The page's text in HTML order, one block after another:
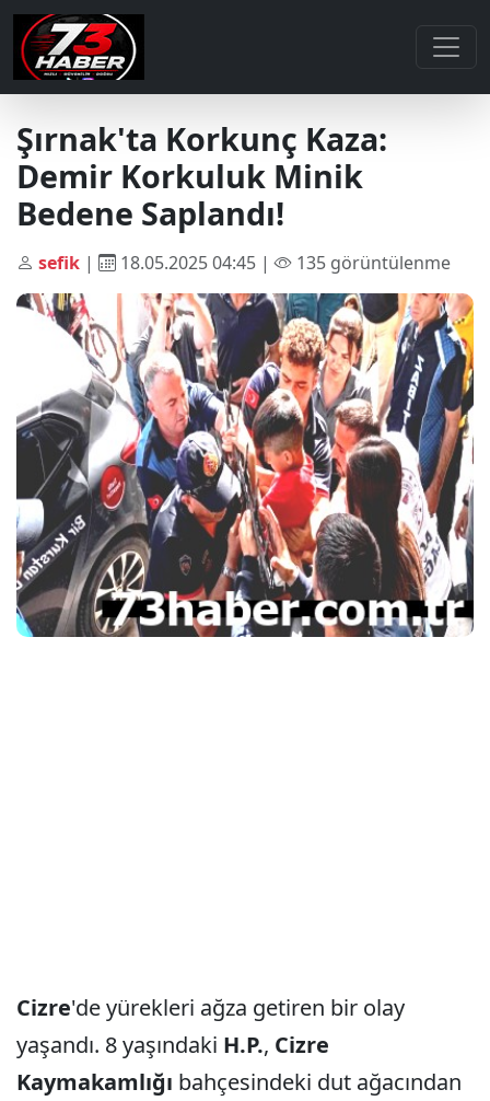
Şırnak'ta Korkunç Kaza:
Demir Korkuluk Minik
Bedene Saplandı!
sefik | 18.05.2025 04:45 | 135 görüntülenme
Cizre'de yürekleri ağza getiren bir olay
yaşandı. 8 yaşındaki H.P., Cizre
Kaymakamlığı bahçesindeki dut ağacından